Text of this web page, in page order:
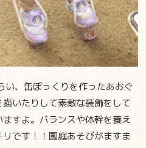
い、缶ぽっくりを作ったあおぐ
いたりして素敵な装飾をして
すよ。バランスや体幹を養え
です！！園庭あそびがますま